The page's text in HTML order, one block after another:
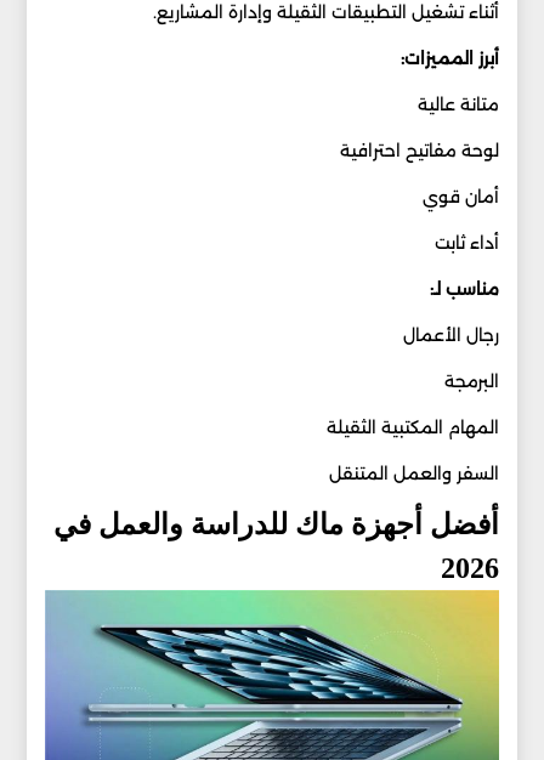
أثناء تشغيل التطبيقات الثقيلة وإدارة المشاريع.
أبرز المميزات:
متانة عالية
لوحة مفاتيح احترافية
أمان قوي
أداء ثابت
مناسب لـ:
رجال الأعمال
البرمجة
المهام المكتبية الثقيلة
السفر والعمل المتنقل
أفضل أجهزة ماك للدراسة والعمل في
2026